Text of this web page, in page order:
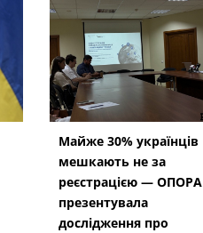
Майже 30% українців
мешкають не за
реєстрацією — ОПОРА
презентувала
дослідження про